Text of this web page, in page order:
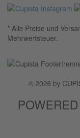
* Alle Preise und
Mehrwertsteuer.
© 2026 by